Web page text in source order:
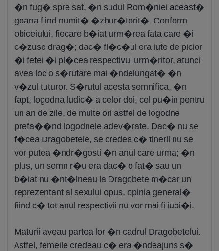
�n fug� spre sat, �n sudul Rom�niei aceast�
goana fiind numit� �zbur�torit�. Conform
obiceiului, fiecare b�iat urm�rea fata care �i
c�zuse drag�; dac� fl�c�ul era iute de picior
�i fetei �i pl�cea respectivul urm�ritor, atunci
avea loc o s�rutare mai �ndelungat� �n
v�zul tuturor. S�rutul acesta semnifica, �n
fapt, logodna ludic� a celor doi, cel pu�in pentru
un an de zile, de multe ori astfel de logodne
prefa��nd logodnele adev�rate. Dac� nu se
f�cea Dragobetele, se credea c� tinerii nu se
vor putea �ndr�gosti �n anul care urma; �n
plus, un semn r�u era dac� o fat� sau un
b�iat nu �nt�lneau la Dragobete m�car un
reprezentant al sexului opus, opinia general�
fiind c� tot anul respectivii nu vor mai fi iubi�i.
Maturii aveau partea lor �n cadrul Dragobetelui.
Astfel, femeile credeau c� era �ndeajuns s�